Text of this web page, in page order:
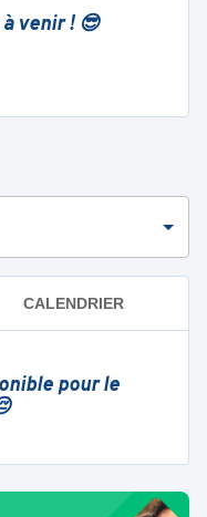
à venir ! 😎
CALENDRIER
pour le